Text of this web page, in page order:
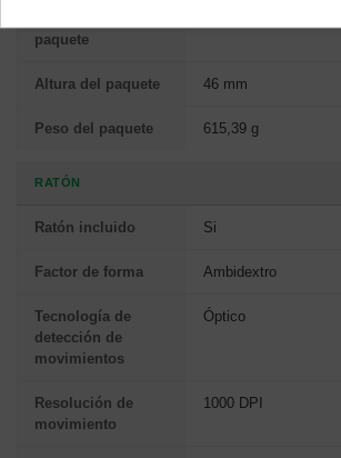
paquete
Altura del paquete 46 mm
Peso del paquete 615,39 g
RATÓN
Ratón incluido Si
Factor de forma Ambidextro
Tecnología de
detección de
movimientos
Óptico
Resolución de
movimiento
1000 DPI